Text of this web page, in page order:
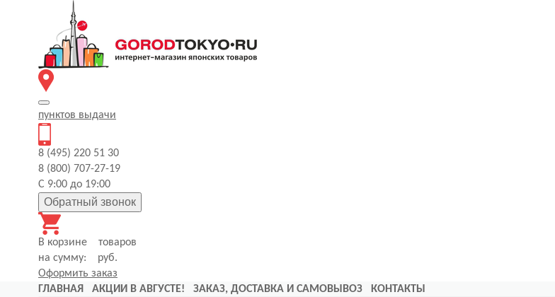
пунктов выдачи
8 (495) 220 51 30
8 (800) 707-27-19
С 9:00 до 19:00
Обратный звонок
В корзине
товаров
на сумму:
руб.
Оформить заказ
ГЛАВНАЯ
АКЦИИ В АВГУСТЕ! ЗАКАЗ, ДОСТАВКА И САМОВЫВОЗ КОНТАКТЫ